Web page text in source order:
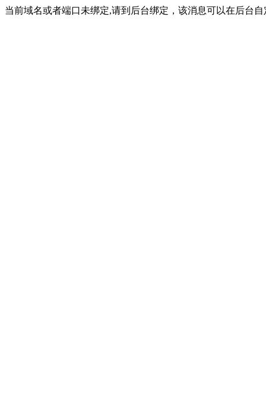
当前域名或者端口未绑定,请到后台绑定，该消息可以在后台自